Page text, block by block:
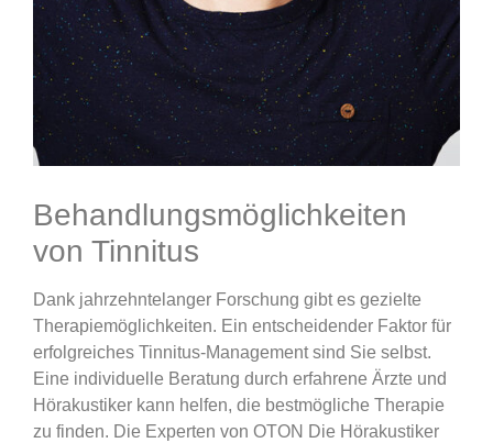
Behandlungsmöglichkeiten
von Tinnitus
Dank jahrzehntelanger Forschung gibt es gezielte
Therapiemöglichkeiten. Ein entscheidender Faktor für
erfolgreiches Tinnitus-Management sind Sie selbst.
Eine individuelle Beratung durch erfahrene Ärzte und
Hörakustiker kann helfen, die bestmögliche Therapie
zu finden. Die Experten von OTON Die Hörakustiker